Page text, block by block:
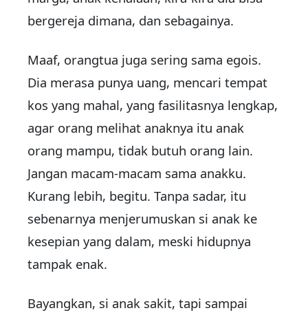
bergereja dimana, dan sebagainya.
Maaf, orangtua juga sering sama egois.
Dia merasa punya uang, mencari tempat
kos yang mahal, yang fasilitasnya lengkap,
agar orang melihat anaknya itu anak
orang mampu, tidak butuh orang lain.
Jangan macam-macam sama anakku.
Kurang lebih, begitu. Tanpa sadar, itu
sebenarnya menjerumuskan si anak ke
kesepian yang dalam, meski hidupnya
tampak enak.
Bayangkan, si anak sakit, tapi sampai